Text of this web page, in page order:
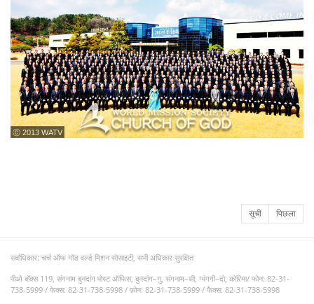
ⓒ 2013 WATV
सूची पिछला
सर्वाधिकार: चर्च ऑफ गॉड वर्ल्ड मिशन सोसाइटी, सभी अधिकार सुरक्षित
पीओ बॉक्स 119, संगनाम बुनदांग पोस्ट ऑफिस, बुनदांग–गु, संगनाम–सी, ग्यंगगी–दो, कोरिया/ फोन: 82-31-
738-5999 / फेक्स: 82-31-738-5998 / फ़ोन: 82-31-738-5999 / फैक्स: 82-31-738-5998